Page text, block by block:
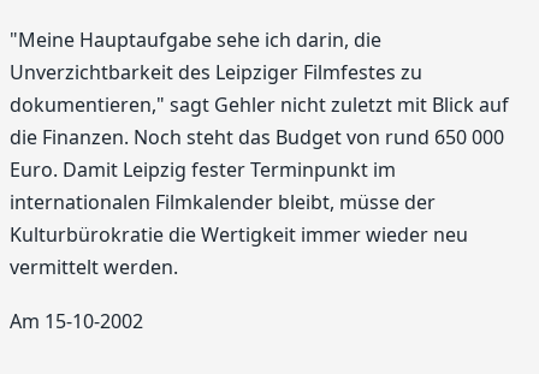
"Meine Hauptaufgabe sehe ich darin, die
Unverzichtbarkeit des Leipziger Filmfestes zu
dokumentieren," sagt Gehler nicht zuletzt mit Blick auf
die Finanzen. Noch steht das Budget von rund 650 000
Euro. Damit Leipzig fester Terminpunkt im
internationalen Filmkalender bleibt, müsse der
Kulturbürokratie die Wertigkeit immer wieder neu
vermittelt werden.
Am 15-10-2002